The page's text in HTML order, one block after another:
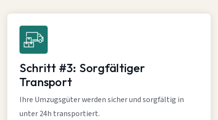
Schritt #3: Sorgfältiger
Transport
Ihre Umzugsgüter werden sicher und sorgfältig in
unter 24h transportiert.